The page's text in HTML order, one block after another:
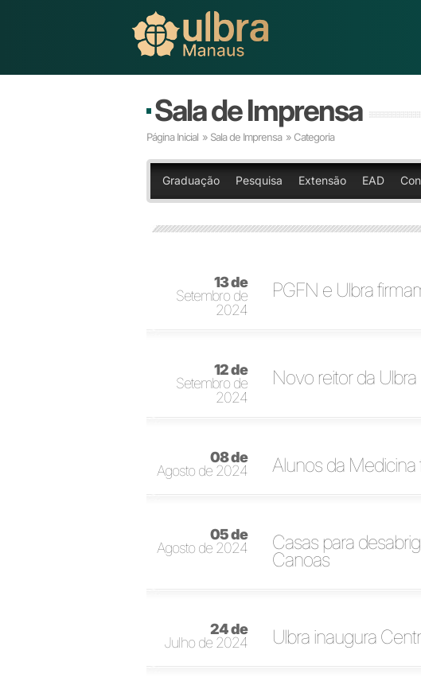
Sala de Imprensa
Página Inicial » Sala de Imprensa » Categoria
Graduação Pesquisa Extensão EAD
13 de
Setembro de
2024
PGFN e Ulbra
12 de
Setembro de
2024
Novo reitor da
08 de
Agosto de 2024
Alunos da Medicina
05 de
Agosto de 2024
Casas para
Canoas
24 de
Julho de 2024
Ulbra inaugura